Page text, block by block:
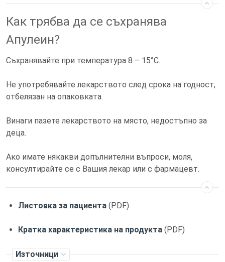
Как трябва да се съхранява
Апулеин?
Съхранявайте при температура 8 – 15°С.
Не употребявайте лекарството след срока на годност,
отбелязан на опаковката.
Винаги пазете лекарството на място, недостъпно за
деца.
Ако имате някакви допълнителни въпроси, моля,
консултирайте се с Вашия лекар или с фармацевт.
Листовка за пациента (PDF)
Кратка характеристика на продукта (PDF)
Източници